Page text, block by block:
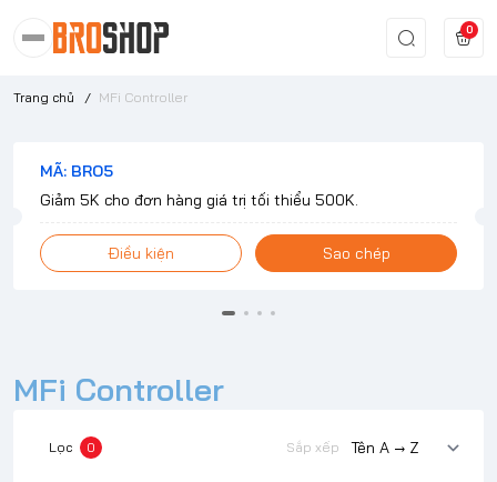
0
Trang chủ / MFi Controller
MÃ: BRO5
Giảm 5K cho đơn hàng giá trị tối thiểu 500K.
Điều kiện Sao chép
MFi Controller
Lọc 0 Sắp xếp